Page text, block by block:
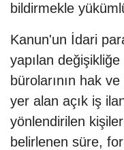
bildirmekle
Kanun'un İdari
yapılan
bürolarının hak
yer alan açık iş
yönlendirilen
belirlenen süre,